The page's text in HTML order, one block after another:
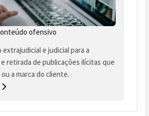
ofensivo
e judicial para a
retirada de publicações ilícitas que
a marca do cliente.